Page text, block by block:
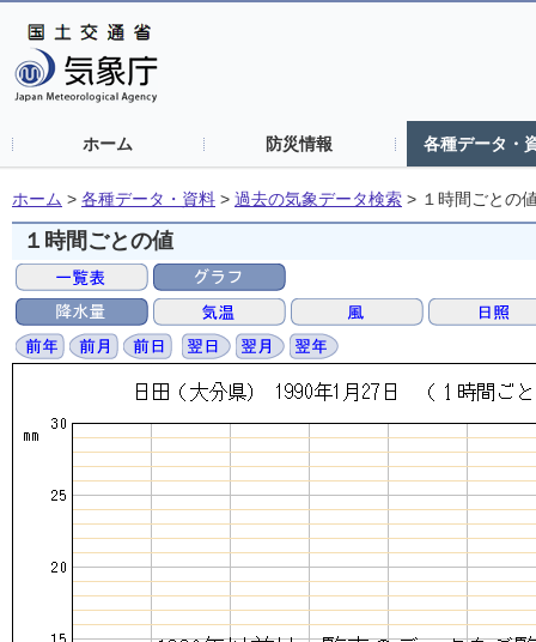
ホーム 防災情報 各種データ・
ホーム > 各種データ・資料 > 過去の気象データ検索 > １時間ごとの
１時間ごとの値